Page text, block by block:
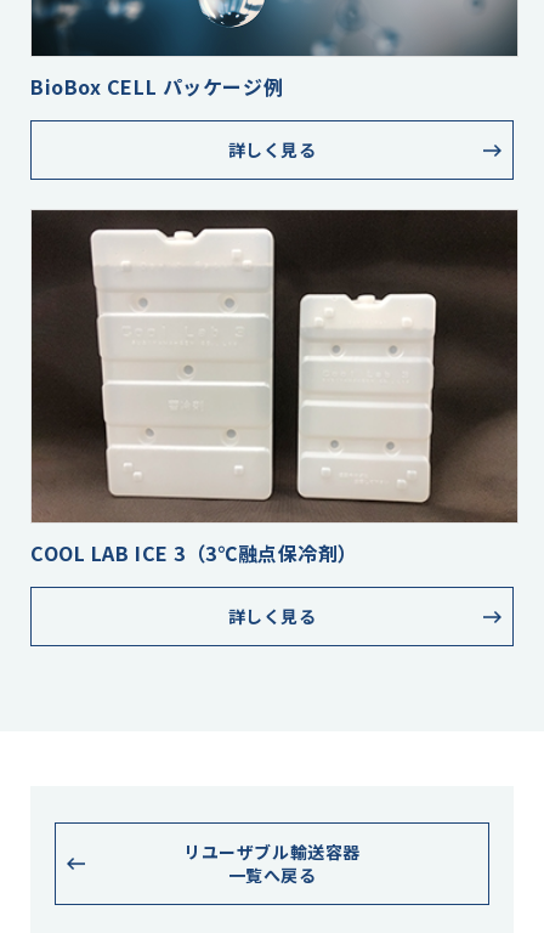
BioBox CELL パッケージ例
詳しく見る
COOL LAB ICE 3（3℃融点保冷剤）
詳しく見る
リユーザブル輸送容器
一覧へ戻る